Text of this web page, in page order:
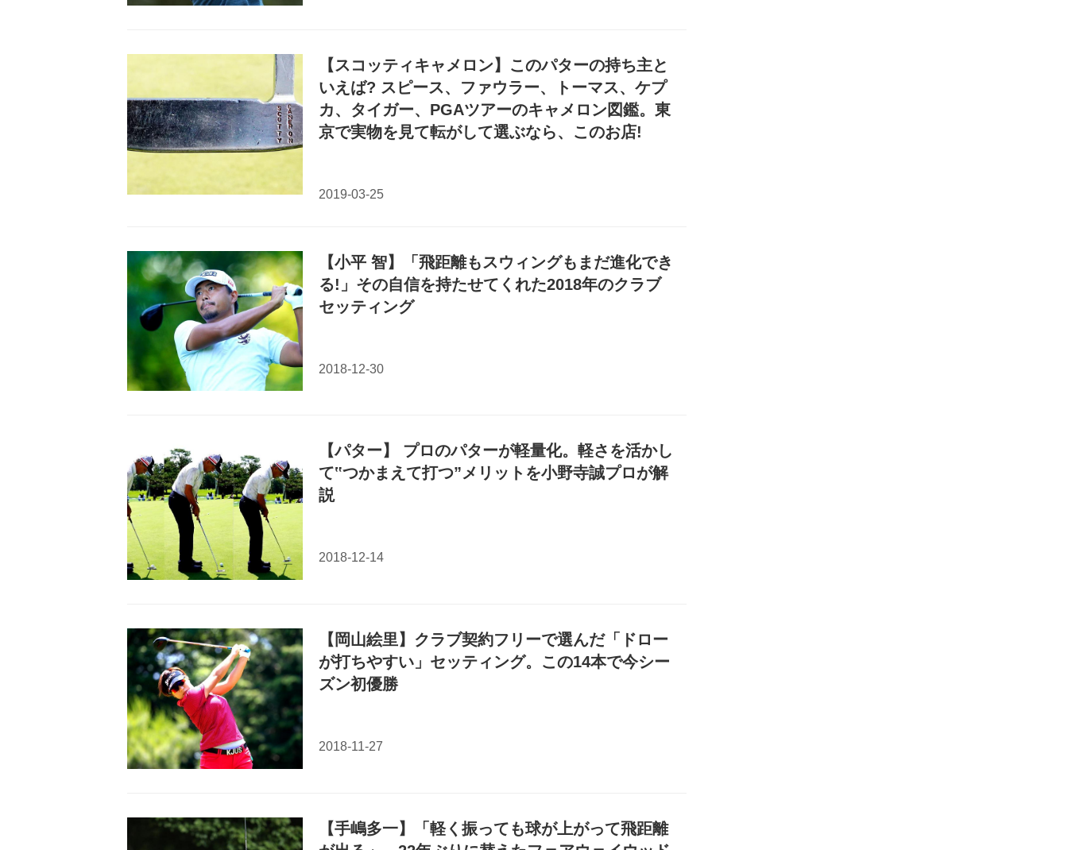
【スコッティキャメロン】このパターの持ち主と
いえば? スピース、ファウラー、トーマス、ケプ
カ、タイガー、PGAツアーのキャメロン図鑑。東
京で実物を見て転がして選ぶなら、このお店!
【小平 智】「飛距離もスウィングもまだ進化でき
る!」その自信を持たせてくれた2018年のクラブ
セッティング
【パター】 プロのパターが軽量化。軽さを活かし
て‟つかまえて打つ”メリットを小野寺誠プロが解
説
【岡山絵里】クラブ契約フリーで選んだ「ドロー
が打ちやすい」セッティング。この14本で今シー
ズン初優勝
【手嶋多一】「軽く振っても球が上がって飛距離